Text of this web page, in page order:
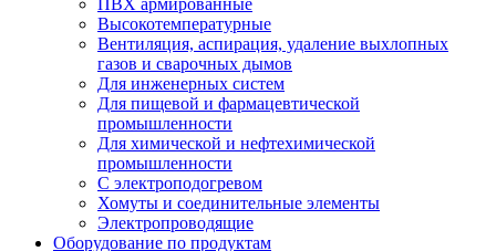
ПВХ армированные
Высокотемпературные
Вентиляция, аспирация, удаление выхлопных
газов и сварочных дымов
Для инженерных систем
Для пищевой и фармацевтической
промышленности
Для химической и нефтехимической
промышленности
С электроподогревом
Хомуты и соединительные элементы
Электропроводящие
Оборудование по продуктам